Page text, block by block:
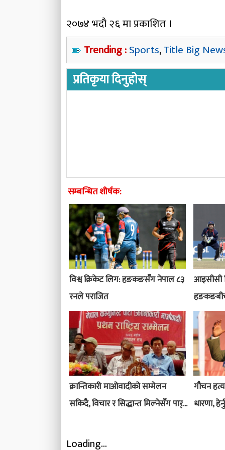
२०७४ भदौ २६ मा प्रकाशित ।
Trending :Sports,Title Big
प्रतिकृया दिनुहोस्
सम्बन्धित शीर्षक:
विश्व क्रिकेट लिग: हङकङसँग नेपाल ८३
रनले पराजित
आइसीसी
हङकङबीच
क्रान्तिकारी माओवादीको सम्मेलन
सकिदै, विचार र सिद्धान्त मिल्नेसँग पार्...
गौचन
धारणा,
Loading...